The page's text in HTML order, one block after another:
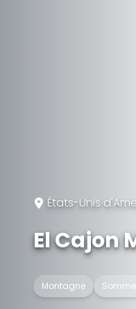
États-Unis
El Cajon
Montagne